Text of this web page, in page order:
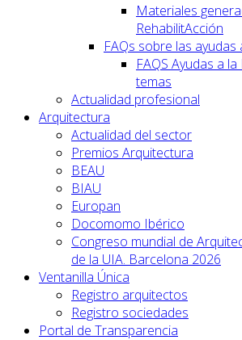
Materiales
RehabilitAcción
FAQs sobre las
FAQS Ayudas a
temas
Actualidad profesional
Arquitectura
Actualidad del sector
Premios Arquitectura
BEAU
BIAU
Europan
Docomomo Ibérico
Congreso mundial de
de la UIA. Barcelona 2026
Ventanilla Única
Registro arquitectos
Registro sociedades
Portal de Transparencia